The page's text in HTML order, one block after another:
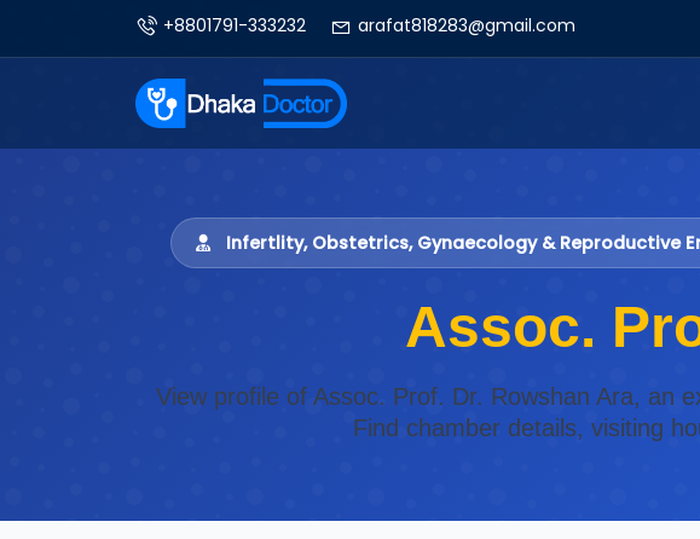
+8801791-333232 arafat818283@gmail.com
Infertlity, Obstetrics, Gynaecology & Reproductive
Assoc.
View profile of Assoc. Prof. Dr. Rowshan Ara, an
Find chamber details, visiting